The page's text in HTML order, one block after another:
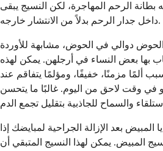
بطانة الرحم المهاجرة، لكن النسيج يبقى
داخل جدار الرحم بدلاً من الانتشار خارجه.
دوالي في الحوض، مشابهة للأوردة
بها بعض النساء في أرجلهن. يمكن لهذه
ألمًا مزمنًا، خفيفًا، ومؤلمًا يتفاقم عند
في وقت لاحق من اليوم. غالبًا ما يتحسن
المبيض بعد الإزالة الجراحية لمبايضك إذا
المبيض. يمكن لهذا النسيج المتبقي أن